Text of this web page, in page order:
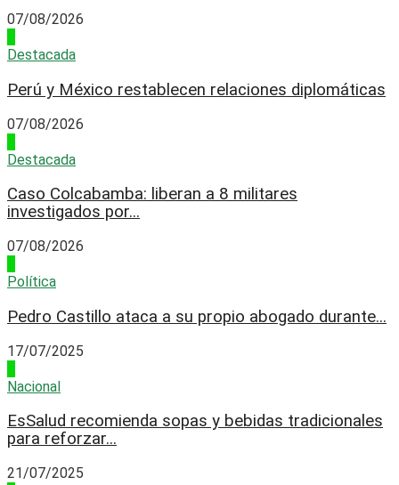
07/08/2026
Destacada
Perú y México restablecen relaciones diplomáticas
07/08/2026
Destacada
Caso Colcabamba: liberan a 8 militares
investigados por...
07/08/2026
Política
Pedro Castillo ataca a su propio abogado durante...
17/07/2025
Nacional
EsSalud recomienda sopas y bebidas tradicionales
para reforzar...
21/07/2025